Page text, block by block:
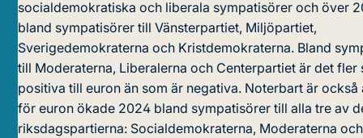
socialdemokratiska och liberala sympatisörer och över
bland sympatisörer till Vänsterpartiet, Miljöpartiet,
Sverigedemokraterna och Kristdemokraterna. Bland
till Moderaterna, Liberalerna och Centerpartiet är det fler
positiva till euron än som är negativa. Noterbart är också
för euron ökade 2024 bland sympatisörer till alla tre av
riksdagspartierna: Socialdemokraterna, Moderaterna och